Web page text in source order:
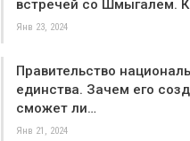
встречей со Шмыгалем.
Янв 23, 2024
Правительство
единства. Зачем его
сможет ли…
Янв 21, 2024